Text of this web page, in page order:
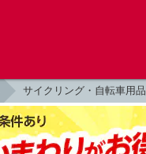
サイクリング・自転車用品